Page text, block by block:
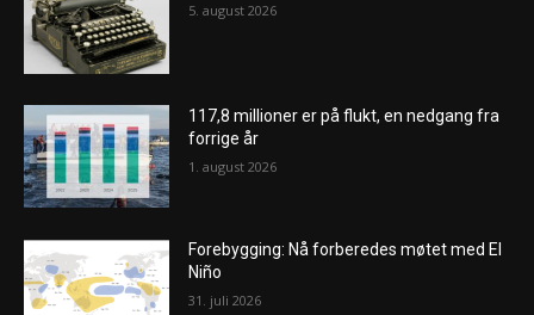
5. august 2026
117,8 millioner er på flukt, en nedgang fra
forrige år
1. august 2026
Forebygging: Nå forberedes møtet med El
Niño
31. juli 2026